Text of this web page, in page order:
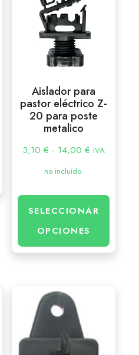
Aislador para
pastor eléctrico Z-
20 para poste
metalico
3,10€ - 14,00€ IVA
no incluido.
SELECCIONAR
OPCIONES